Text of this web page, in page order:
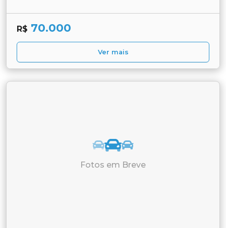
R$ 70.000
Ver mais
Fotos em Breve